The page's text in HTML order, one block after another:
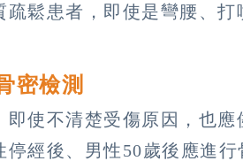
鬆患者，即使是彎腰、打
密檢測
使不清楚受傷原因，也應
經後、男性50歲後應進